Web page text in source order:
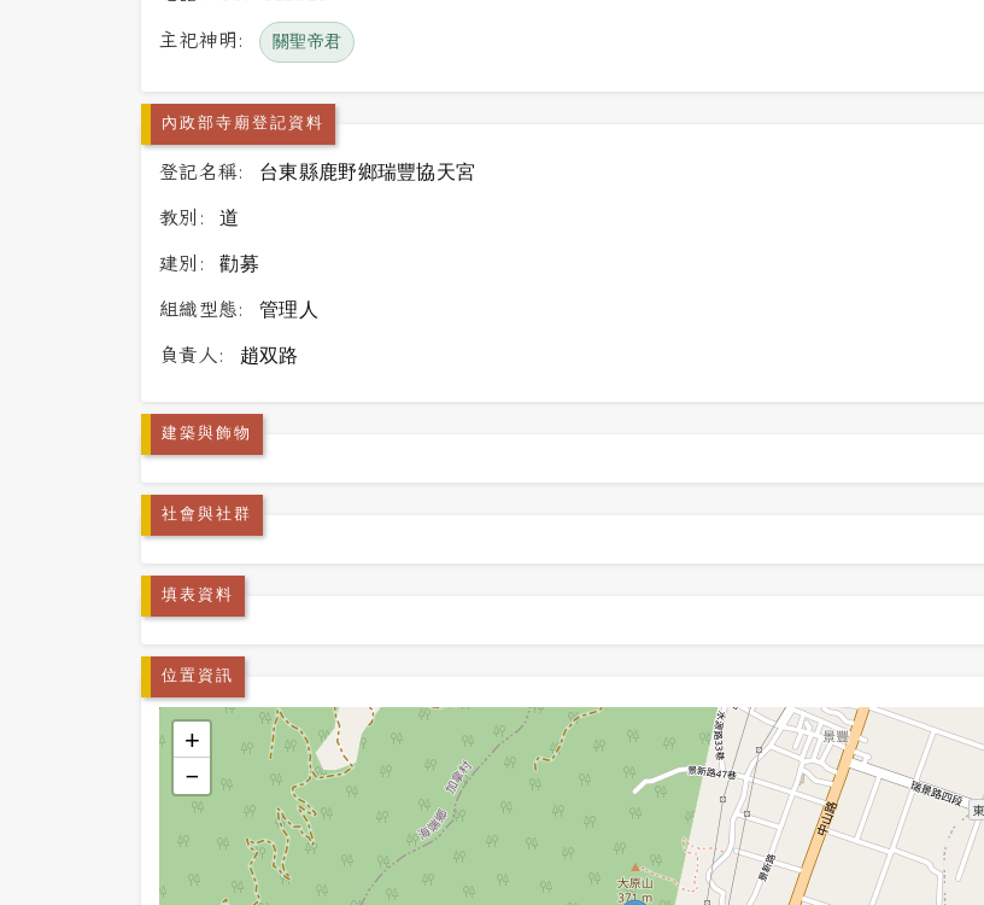
主祀神明: 關聖帝君
內政部寺廟登記資料
登記名稱: 台東縣鹿野鄉瑞豐協天宮
教別: 道
建別: 勸募
組織型態: 管理人
負責人: 趙双路
建築與飾物
社會與社群
填表資料
位置資訊
+
−